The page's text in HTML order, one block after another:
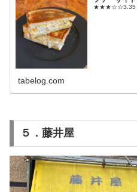
★★★☆☆3.35 ■
tabelog.com
５．藤井屋